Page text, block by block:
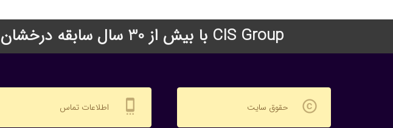
CIS Group با بیش از 30 سال سابقه درخشان در زمینه اعزام دانشجو به دانشگاههای معتبر جهان
copyright حقوق سایت settings_cell اطلاعات تماس